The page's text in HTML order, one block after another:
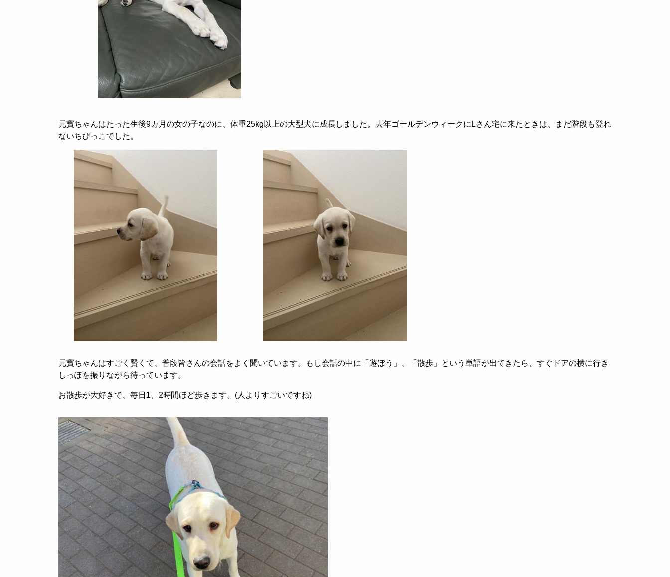
元寶ちゃんはたった生後9カ月の女の子なのに、体重25kg 以上の大型犬に成長しました。 去年ゴールデンウィークに Lさん宅に来たときは、まだ階段も登れ
ないちびっこでした。
元寶ちゃんはすごく賢くて、普段皆さんの会話をよく聞いています。もし会話の中に「遊ぼう」、「散歩」という単語が出てきたら、すぐドアの横に行き
しっぽを振りながら待っています。
お散歩が大好きで、毎日 1 2時間ほど歩きます。 (人よりすごいですね)